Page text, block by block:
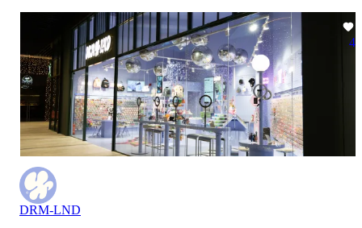
4
DRM-LND